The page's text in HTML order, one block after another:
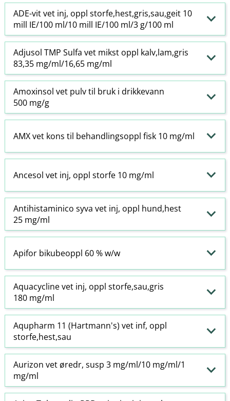
ADE-vit vet inj, oppl storfe,hest,gris,sau,geit 10
mill IE/100 ml/10 mill IE/100 ml/3 g/100 ml
Adjusol TMP Sulfa vet mikst oppl kalv,lam,gris
83,35 mg/ml/16,65 mg/ml
Amoxinsol vet pulv til bruk i drikkevann
500 mg/g
AMX vet kons til behandlingsoppl fisk 10 mg/ml
Ancesol vet inj, oppl storfe 10 mg/ml
Antihistaminico syva vet inj, oppl hund,hest
25 mg/ml
Apifor bikubeoppl 60 % w​/​w
Aquacycline vet inj, oppl storfe,sau,gris
180 mg/ml
Aqupharm 11 (Hartmann's) vet inf, oppl
storfe,hest,sau
Aurizon vet øredr, susp 3 mg/ml/10 mg/ml/1
mg/ml